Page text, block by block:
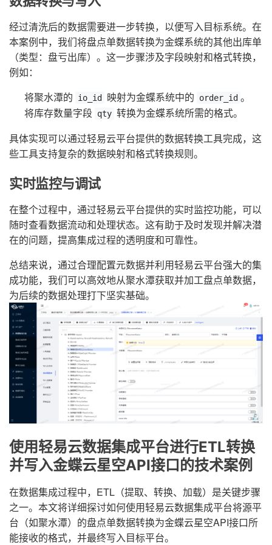
经过清洗后的数据需要进一步转换，以便写入目标系统。在
本案例中，我们将盘点单数据转换为金蝶系统的其他出库单
（类型：盘亏出库）。这一步骤涉及字段映射和格式转换，
例如：
将聚水潭的
io_id 映射为金蝶系统中的 order_id 。
将库存数量字段 qty 转换为金蝶系统所需的格式。
具体实现可以通过轻易云平台提供的数据转换工具完成，这
些工具支持复杂的数据映射和格式转换规则。
实时监控与调试
在整个过程中，通过轻易云平台提供的实时监控功能，可以
随时查看数据流动和处理状态。这有助于及时发现并解决潜
在的问题，提高集成过程的透明度和可靠性。
总结来说，通过合理配置元数据并利用轻易云平台强大的集
成功能，我们可以高效地从聚水潭获取并加工盘点单数据，
为后续的数据处理打下坚实基础。
使用轻易云数据集成平台进行ETL转换
并写入金蝶云星空API接口的技术案例
在数据集成过程中，ETL（提取、转换、加载）是关键步骤
之一。本文将详细探讨如何使用轻易云数据集成平台将源平
台（如聚水潭）的盘点单数据转换为金蝶云星空API接口所
能接收的格式，并最终写入目标平台。